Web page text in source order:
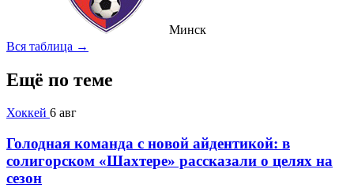
Минск
Вся таблица →
Ещё по теме
Хоккей 6 авг
Голодная команда с новой айдентикой: в
солигорском «Шахтере» рассказали о целях на
сезон